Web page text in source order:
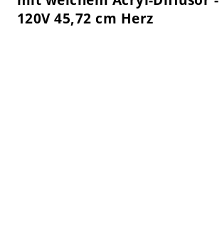
Nach Merkmalen einkaufen
NACH DESIGN EINKAUFEN
NACH STIL EINKAUFEN
120V 45,72 cm Herz